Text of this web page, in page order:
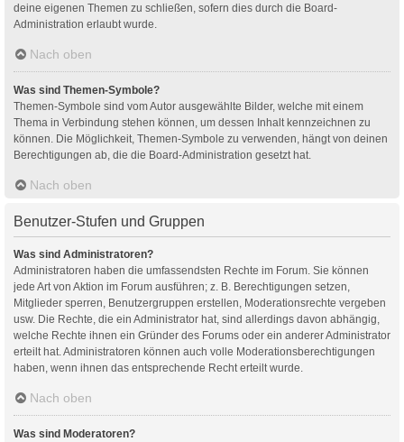
deine eigenen Themen zu schließen, sofern dies durch die Board-
Administration erlaubt wurde.
Nach oben
Was sind Themen-Symbole?
Themen-Symbole sind vom Autor ausgewählte Bilder, welche mit einem
Thema in Verbindung stehen können, um dessen Inhalt kennzeichnen zu
können. Die Möglichkeit, Themen-Symbole zu verwenden, hängt von deinen
Berechtigungen ab, die die Board-Administration gesetzt hat.
Nach oben
Benutzer-Stufen und Gruppen
Was sind Administratoren?
Administratoren haben die umfassendsten Rechte im Forum. Sie können
jede Art von Aktion im Forum ausführen; z. B. Berechtigungen setzen,
Mitglieder sperren, Benutzergruppen erstellen, Moderationsrechte vergeben
usw. Die Rechte, die ein Administrator hat, sind allerdings davon abhängig,
welche Rechte ihnen ein Gründer des Forums oder ein anderer Administrator
erteilt hat. Administratoren können auch volle Moderationsberechtigungen
haben, wenn ihnen das entsprechende Recht erteilt wurde.
Nach oben
Was sind Moderatoren?